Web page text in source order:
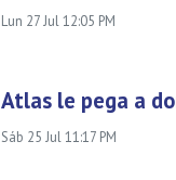
Lun 27 Jul 12:05 PM
Atlas le pega a
Sáb 25 Jul 11:17 PM